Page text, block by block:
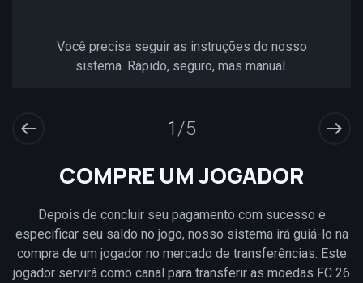
Você precisa seguir as instruções do nosso
sistema. Rápido, seguro, mas manual.
1 /5
COMPRE UM JOGADOR
Depois de concluir seu pagamento com sucesso e
especificar seu saldo no jogo, nosso sistema irá guiá-lo na
compra de um jogador no mercado de transferências. Este
jogador servirá como canal para transferir as moedas FC 26